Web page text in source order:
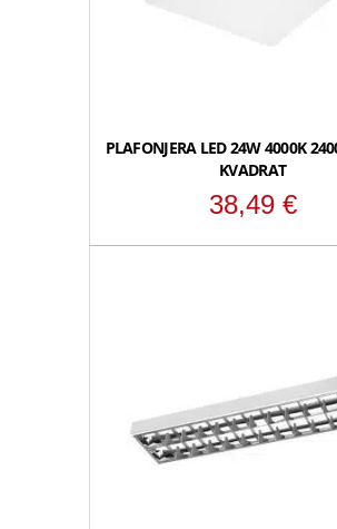
PLAFONJERA LED 24W 4000K
KVADRAT
38,49 €